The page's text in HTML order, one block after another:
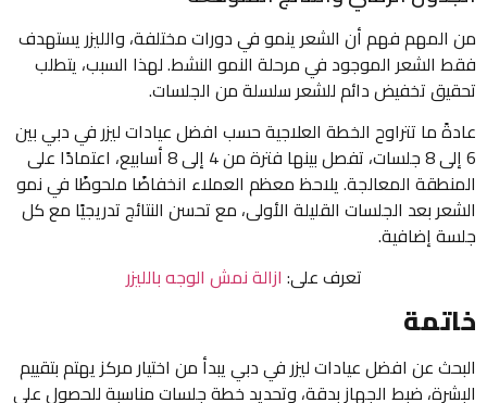
من المهم فهم أن الشعر ينمو في دورات مختلفة، والليزر يستهدف
فقط الشعر الموجود في مرحلة النمو النشط. لهذا السبب، يتطلب
تحقيق تخفيض دائم للشعر سلسلة من الجلسات.
عادةً ما تتراوح الخطة العلاجية حسب افضل عيادات ليزر في دبي بين
6 إلى 8 جلسات، تفصل بينها فترة من 4 إلى 8 أسابيع، اعتمادًا على
المنطقة المعالجة. يلاحظ معظم العملاء انخفاضًا ملحوظًا في نمو
الشعر بعد الجلسات القليلة الأولى، مع تحسن النتائج تدريجيًا مع كل
جلسة إضافية.
تعرف على: ازالة نمش الوجه بالليزر
خاتمة
البحث عن افضل عيادات ليزر في دبي يبدأ من اختيار مركز يهتم بتقييم
البشرة، ضبط الجهاز بدقة، وتحديد خطة جلسات مناسبة للحصول على